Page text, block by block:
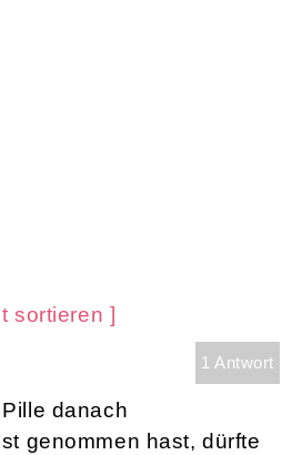
sortieren ]
1 Antwort
danach
genommen hast, dürfte